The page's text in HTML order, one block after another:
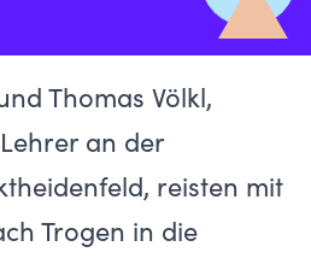
Thomas Völkl,
an der
reisten mit
Trogen in die